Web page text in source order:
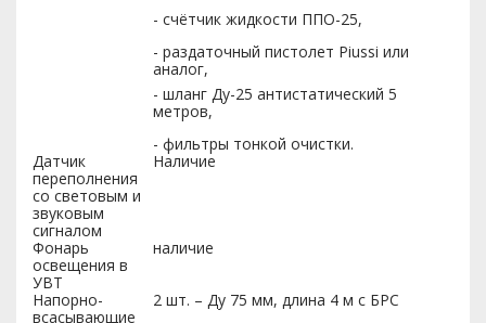
- счётчик жидкости ППО-25,
- раздаточный пистолет Piussi или
аналог,
- шланг Ду-25 антистатический 5
метров,
- фильтры тонкой очистки.
Датчик
переполнения
со световым и
звуковым
сигналом
Наличие
Фонарь
освещения в
УВТ
наличие
Напорно-
всасывающие
2 шт. – Ду 75 мм, длина 4 м с БРС